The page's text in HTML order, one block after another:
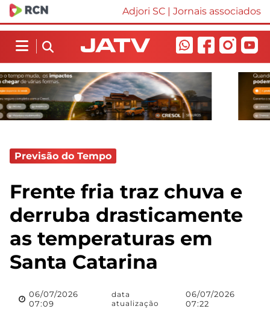
Adjori SC | Jornais associados
Previsão do Tempo
Frente fria traz chuva e
derruba drasticamente
as temperaturas em
Santa Catarina
06/07/2026
07:09
data
atualização
06/07/2026
07:22